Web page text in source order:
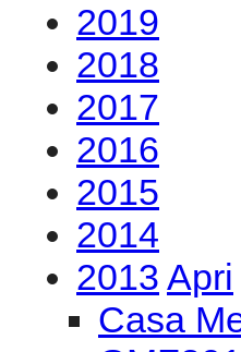
2019
2018
2017
2016
2015
2014
2013 Apri
Casa